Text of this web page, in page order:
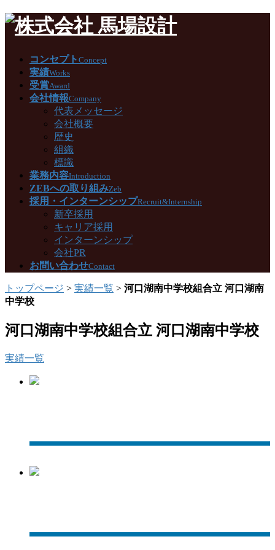
コンセプト Concept
実績Works
受賞Award
会社情報Company
代表メッセージ
会社概要
歴史
組織
標識
業務内容Introduction
ZEBへの取り組みZeb
採用・インターンシップRecruit&Internship
新卒採用
キャリア採用
インターンシップ
会社PR
お問い合わせContact
トップページ > 実績一覧 > 河口湖南中学校組合立 河口湖南
中学校
河口湖南中学校組合立 河口湖南中学校
実績一覧